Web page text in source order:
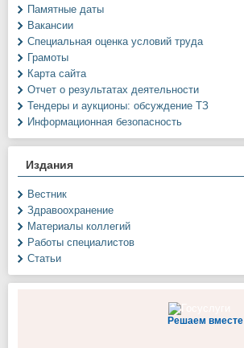
Памятные даты
Вакансии
Специальная оценка условий труда
Грамоты
Карта сайта
Отчет о результатах деятельности
Тендеры и аукционы: обсуждение ТЗ
Информационная безопасность
Издания
Вестник
Здравоохранение
Материалы коллегий
Работы специалистов
Статьи
Решаем вместе